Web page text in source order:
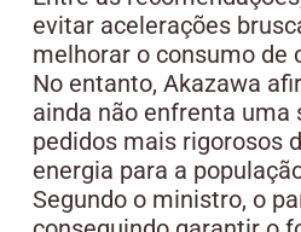
evitar acelerações
melhorar o consumo de
No entanto, Akazawa
ainda não enfrenta uma
pedidos mais rigorosos
energia para a
Segundo o ministro, o